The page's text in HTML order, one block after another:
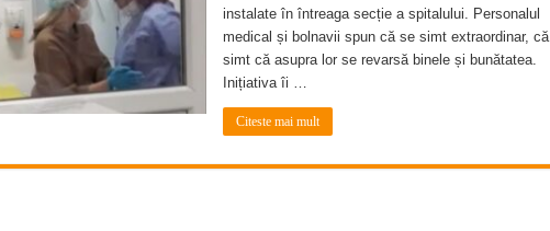
ANUNŢ OPRIRE APĂ în CARANSEBEȘ avarieinstalate în întreaga secție a spitalului. Personalul
medical și bolnavii spun că se simt extraordinar, că
simt că asupra lor se revarsă binele și bunătatea.
Inițiativa îi …
Citeste mai mult